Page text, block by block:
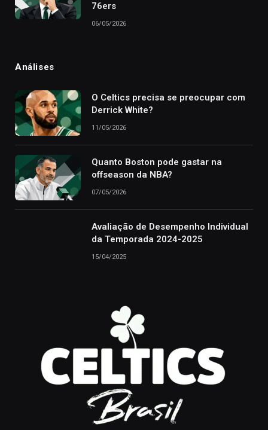
76ers
06/05/2026
Análises
O Celtics precisa se preocupar com
Derrick White?
11/05/2026
Quanto Boston pode gastar na
offseason da NBA?
07/05/2026
Avaliação de Desempenho Individual
da Temporada 2024-2025
15/04/2025